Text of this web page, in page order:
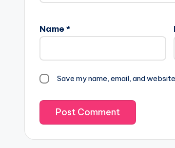
Name *
Save my name, email, and